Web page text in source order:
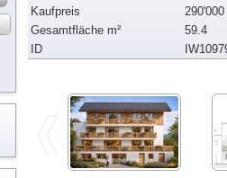
Kaufpreis
290'000
Gesamtfläche m²
59.4
ID